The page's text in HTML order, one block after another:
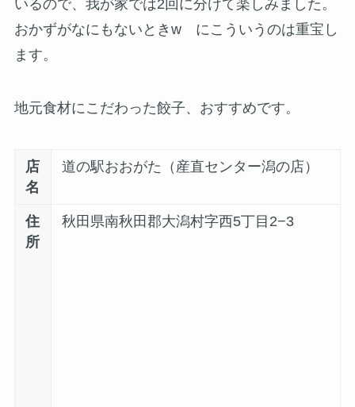
いるので、我が家では2回に分けて楽しみました。
おかずがなにもないときw にこういうのは重宝し
ます。
地元食材にこだわった餃子、おすすめです。
店
名
道の駅おおがた（産直センター潟の店）
住
所
秋田県南秋田郡大潟村字西5丁目2−3